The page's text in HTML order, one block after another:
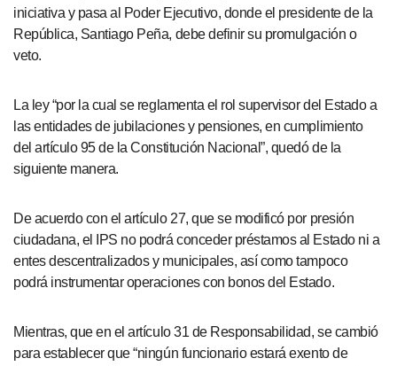
iniciativa y pasa al Poder Ejecutivo, donde el presidente de la
República, Santiago Peña, debe definir su promulgación o
veto.
La ley “por la cual se reglamenta el rol supervisor del Estado a
las entidades de jubilaciones y pensiones, en cumplimiento
del artículo 95 de la Constitución Nacional”, quedó de la
siguiente manera.
De acuerdo con el artículo 27, que se modificó por presión
ciudadana, el IPS no podrá conceder préstamos al Estado ni a
entes descentralizados y municipales, así como tampoco
podrá instrumentar operaciones con bonos del Estado.
Mientras, que en el artículo 31 de Responsabilidad, se cambió
para establecer que “ningún funcionario estará exento de